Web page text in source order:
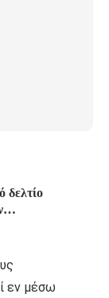
δελτίο
εν μέσω